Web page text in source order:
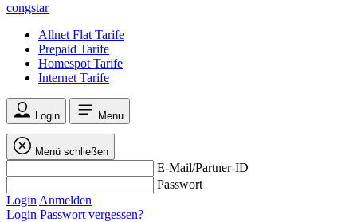
congstar
Allnet Flat Tarife
Prepaid Tarife
Homespot Tarife
Internet Tarife
Login Menu
Menü schließen
E-Mail/Partner-ID
Passwort
Login Anmelden
Login Passwort vergessen?